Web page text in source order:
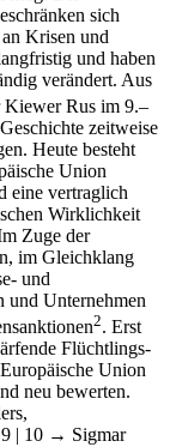
sich
Krisen und
und haben
verändert. Aus
Kiewer Rus im 9.–
zeitweise
Heute besteht
Union
eine vertraglich
Wirklichkeit
Zuge der
im Gleichklang
und
und Unternehmen
2. Erst
Flüchtlings-
Union
neu bewerten.
| 10 → Sigmar